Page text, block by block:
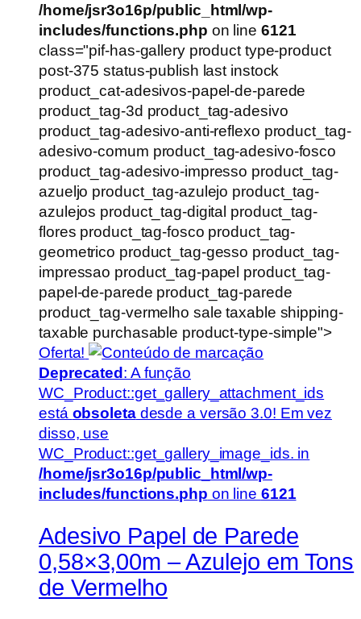
/home/jsr3o16p/public_html/wp-
includes/functions.php on line 6121
class="pif-has-gallery product type-product
post-375 status-publish last instock
product_cat-adesivos-papel-de-parede
product_tag-3d product_tag-adesivo
product_tag-adesivo-anti-reflexo product_tag-
adesivo-comum product_tag-adesivo-fosco
product_tag-adesivo-impresso product_tag-
azueljo product_tag-azulejo product_tag-
azulejos product_tag-digital product_tag-
flores product_tag-fosco product_tag-
geometrico product_tag-gesso product_tag-
impressao product_tag-papel product_tag-
papel-de-parede product_tag-parede
product_tag-vermelho sale taxable shipping-
taxable purchasable product-type-simple">
Oferta!
Deprecated : A função
WC_Product::get_gallery_attachment_ids
está obsoletadesde a versão 3.0! Em vez
disso, use
WC_Product::get_gallery_image_ids. in
/home/jsr3o16p/public_html/wp-
includes/functions.php on line 6121
Adesivo Papel de Parede
0,58×3,00m – Azulejo em Tons
de Vermelho